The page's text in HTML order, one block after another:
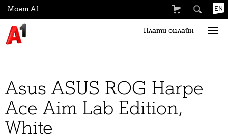
EN
Плати онлайн
Моят А1
Asus ASUS ROG Harpe
Ace Aim Lab Edition,
White